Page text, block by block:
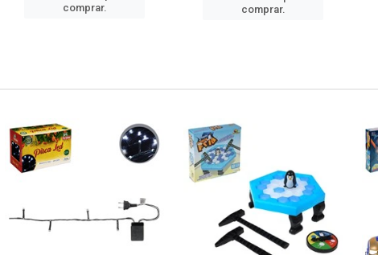
comprar.
comprar.